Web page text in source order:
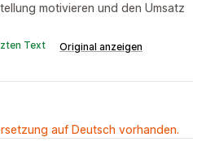
motivieren und den Umsatz
Text Original anzeigen
auf Deutsch vorhanden.